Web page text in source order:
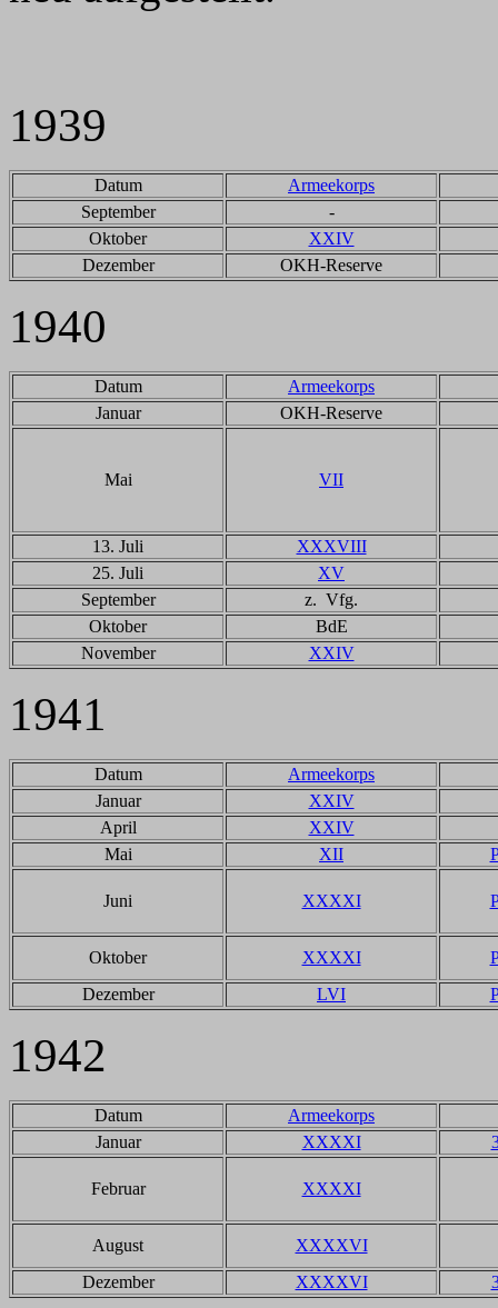
1939
Datum
Armeekorps
September
-
Oktober
XXIV
Dezember
OKH-Reserve
1940
Datum
Armeekorps
Januar
OKH-Reserve
Mai VII
13. Juli
XXXVIII
25. Juli
XV
September
z. Vfg.
Oktober
BdE
November
XXIV
1941
Datum
Armeekorps
Januar
XXIV
April
XXIV
Mai
XII
Juni XXXXI
Oktober XXXXI
Dezember
LVI
1942
Datum
Armeekorps
Januar
XXXXI
Februar XXXXI
August
XXXXVI
Dezember
XXXXVI